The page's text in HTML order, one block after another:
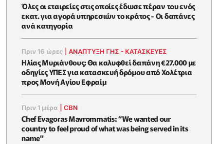
Όλες οι εταιρείες στις οποίες έδωσε πέραν του ενός
εκατ. για αγορά υπηρεσιών το κράτος - Οι δαπάνες
ανά κατηγορία
Πριν 16 ώρες |ΑΝΑΠΤΥΞΗ ΓΗΣ - ΚΑΤΑΣΚΕΥΕΣ
Ηλίας Μυριάνθους: Θα καλυφθεί δαπάνη €27.000 με
οδηγίες ΥΠΕΣ για κατασκευή δρόμου από Χολέτρια
προς Μονή Αγίου Εφραίμ
Πριν 1 μέρα |CBN
Chef Evagoras Mavrommatis: “We wanted our
country to feel proud of what was being served in its
name”